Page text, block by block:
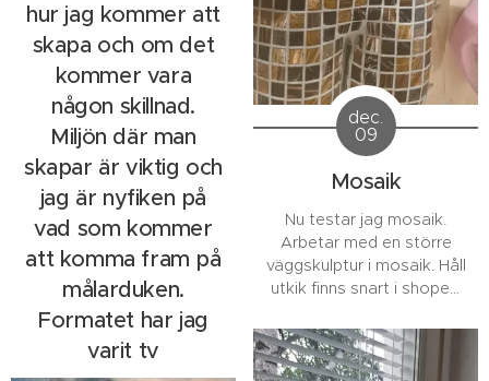
hur jag kommer att
skapa och om det
kommer vara
någon skillnad.
Miljön där man
skapar är viktig och
jag är nyfiken på
vad som kommer
att komma fram på
målarduken.
Formatet har jag
varit tv
dec.
09
Mosaik
Nu testar jag mosaik.
Arbetar med en större
väggskulptur i mosaik. Håll
utkik finns snart i shopen.
Instagram laila_k_art //
Kram